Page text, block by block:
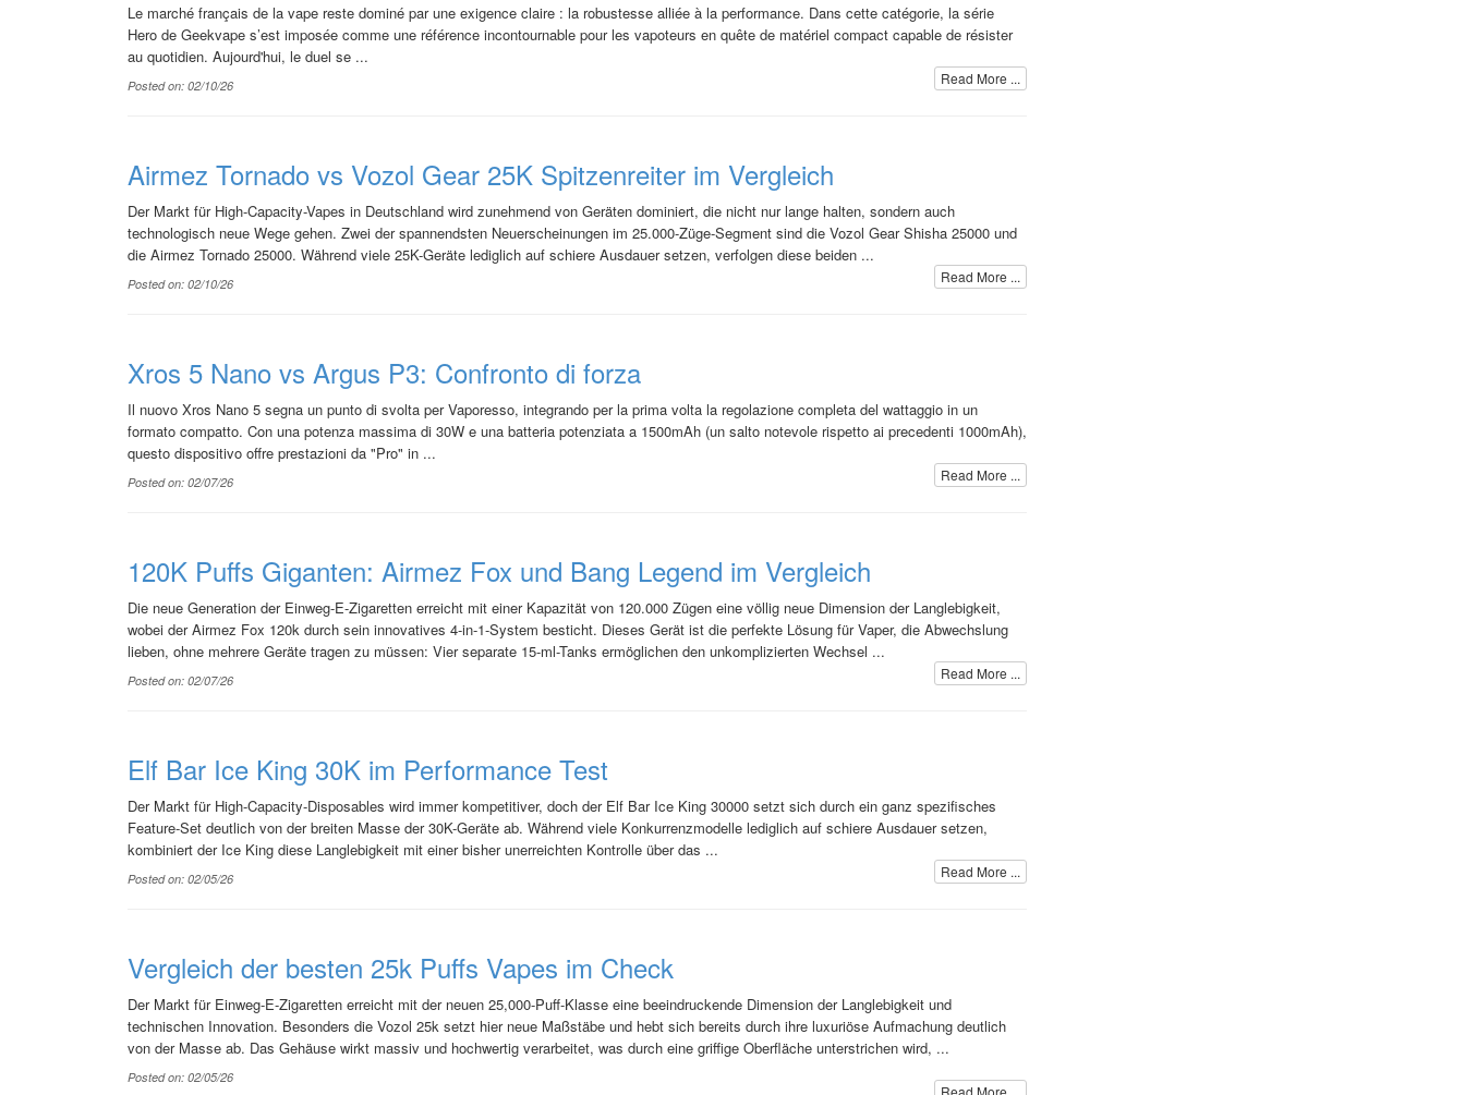
Le marché français de la vape reste dominé par une exigence claire : la robustesse alliée à la performance. Dans cette catégorie, la série
Hero de Geekvape s’est imposée comme une référence incontournable pour les vapoteurs en quête de matériel compact capable de résister
au quotidien. Aujourd'hui, le duel se ...
Read More ...
Posted on: 02/10/26
Airmez Tornado vs Vozol Gear 25K Spitzenreiter im Vergleich
Der Markt für High-Capacity-Vapes in Deutschland wird zunehmend von Geräten dominiert, die nicht nur lange halten, sondern auch
technologisch neue Wege gehen. Zwei der spannendsten Neuerscheinungen im 25.000-Züge-Segment sind die Vozol Gear Shisha 25000 und
die Airmez Tornado 25000. Während viele 25K-Geräte lediglich auf schiere Ausdauer setzen, verfolgen diese beiden ...
Read More ...
Posted on: 02/10/26
Xros 5 Nano vs Argus P3: Confronto di forza
Il nuovo Xros Nano 5 segna un punto di svolta per Vaporesso, integrando per la prima volta la regolazione completa del wattaggio in un
formato compatto. Con una potenza massima di 30W e una batteria potenziata a 1500mAh (un salto notevole rispetto ai precedenti 1000mAh),
questo dispositivo offre prestazioni da "Pro" in ...
Read More ...
Posted on: 02/07/26
120K Puffs Giganten: Airmez Fox und Bang Legend im Vergleich
Die neue Generation der Einweg-E-Zigaretten erreicht mit einer Kapazität von 120.000 Zügen eine völlig neue Dimension der Langlebigkeit,
wobei der Airmez Fox 120k durch sein innovatives 4-in-1-System besticht. Dieses Gerät ist die perfekte Lösung für Vaper, die Abwechslung
lieben, ohne mehrere Geräte tragen zu müssen: Vier separate 15-ml-Tanks ermöglichen den unkomplizierten Wechsel ...
Read More ...
Posted on: 02/07/26
Elf Bar Ice King 30K im Performance Test
Der Markt für High-Capacity-Disposables wird immer kompetitiver, doch der Elf Bar Ice King 30000 setzt sich durch ein ganz spezifisches
Feature-Set deutlich von der breiten Masse der 30K-Geräte ab. Während viele Konkurrenzmodelle lediglich auf schiere Ausdauer setzen,
kombiniert der Ice King diese Langlebigkeit mit einer bisher unerreichten Kontrolle über das ...
Read More ...
Posted on: 02/05/26
Vergleich der besten 25k Puffs Vapes im Check
Der Markt für Einweg-E-Zigaretten erreicht mit der neuen 25,000-Puff-Klasse eine beeindruckende Dimension der Langlebigkeit und
technischen Innovation. Besonders die Vozol 25k setzt hier neue Maßstäbe und hebt sich bereits durch ihre luxuriöse Aufmachung deutlich
von der Masse ab. Das Gehäuse wirkt massiv und hochwertig verarbeitet, was durch eine griffige Oberfläche unterstrichen wird, ...
Read More ...
Posted on: 02/05/26